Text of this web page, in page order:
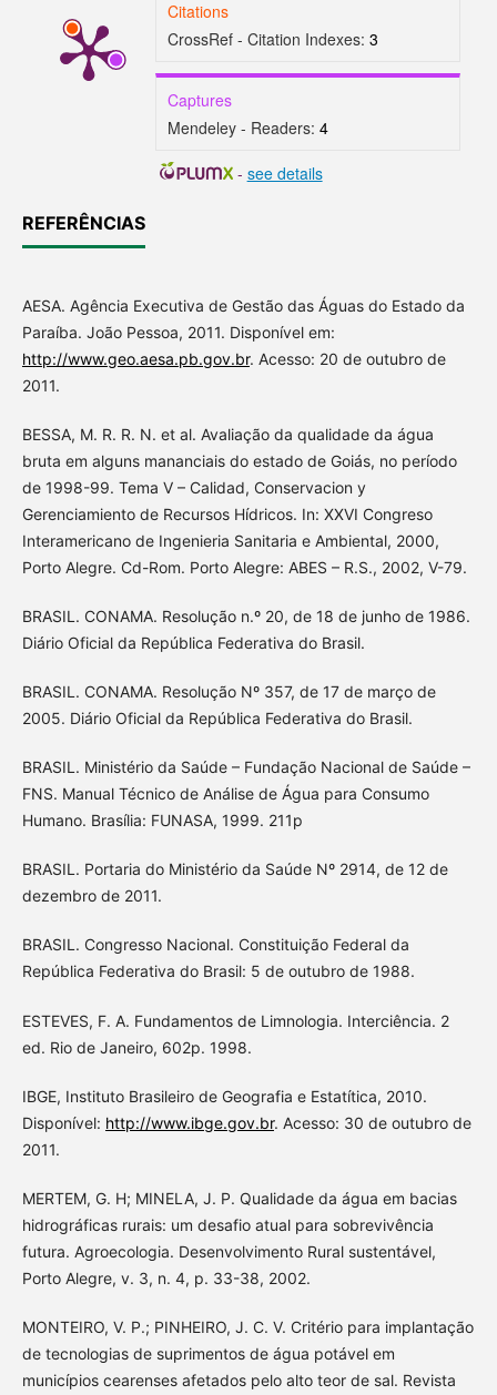
Citations
CrossRef - Citation Indexes: 3
Captures
Mendeley - Readers: 4
- see details
REFERÊNCIAS
AESA. Agência Executiva de Gestão das Águas do Estado da
Paraíba. João Pessoa, 2011. Disponível em:
http://www.geo.aesa.pb.gov.br. Acesso: 20 de outubro de
2011.
BESSA, M. R. R. N. et al. Avaliação da qualidade da água
bruta em alguns mananciais do estado de Goiás, no período
de 1998-99. Tema V – Calidad, Conservacion y
Gerenciamiento de Recursos Hídricos. In: XXVI Congreso
Interamericano de Ingenieria Sanitaria e Ambiental, 2000,
Porto Alegre. Cd-Rom. Porto Alegre: ABES – R.S., 2002, V-79.
BRASIL. CONAMA. Resolução n.º 20, de 18 de junho de 1986.
Diário Oficial da República Federativa do Brasil.
BRASIL. CONAMA. Resolução Nº 357, de 17 de março de
2005. Diário Oficial da República Federativa do Brasil.
BRASIL. Ministério da Saúde – Fundação Nacional de Saúde –
FNS. Manual Técnico de Análise de Água para Consumo
Humano. Brasília: FUNASA, 1999. 211p
BRASIL. Portaria do Ministério da Saúde Nº 2914, de 12 de
dezembro de 2011.
BRASIL. Congresso Nacional. Constituição Federal da
República Federativa do Brasil: 5 de outubro de 1988.
ESTEVES, F. A. Fundamentos de Limnologia. Interciência. 2
ed. Rio de Janeiro, 602p. 1998.
IBGE, Instituto Brasileiro de Geografia e Estatítica, 2010.
Disponível: http://www.ibge.gov.br. Acesso: 30 de outubro de
2011.
MERTEM, G. H; MINELA, J. P. Qualidade da água em bacias
hidrográficas rurais: um desafio atual para sobrevivência
futura. Agroecologia. Desenvolvimento Rural sustentável,
Porto Alegre, v. 3, n. 4, p. 33-38, 2002.
MONTEIRO, V. P.; PINHEIRO, J. C. V. Critério para implantação
de tecnologias de suprimentos de água potável em
municípios cearenses afetados pelo alto teor de sal. Revista